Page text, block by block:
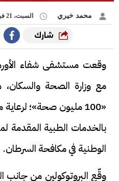
محمد خيري السبت، 21 فبراير 2026 05:18 م
شارك
وقعت مستشفى شفاء
مع وزارة الصحة والسكان،
«100 مليون صحة»؛
بالخدمات الطبية المقدمة
الوطنية في مكافحة السرطان.
وقّع البروتوكولين من جانب